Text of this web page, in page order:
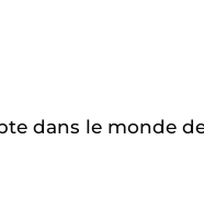
dans le monde